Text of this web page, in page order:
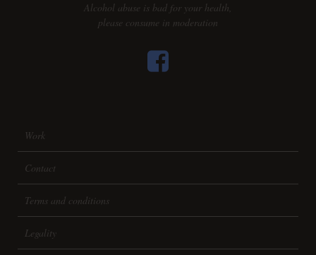
Alcohol abuse is bad for your health,
please consume in moderation
Work
Contact
Terms and conditions
Legality